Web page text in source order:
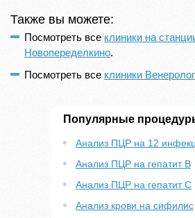
Также вы можете:
Посмотреть все клиники на
Новопеределкино.
Посмотреть все клиники
Популярные
Анализ ПЦР на 12
Анализ ПЦР на гепатит B
Анализ ПЦР на гепатит С
Анализ крови на сифилис